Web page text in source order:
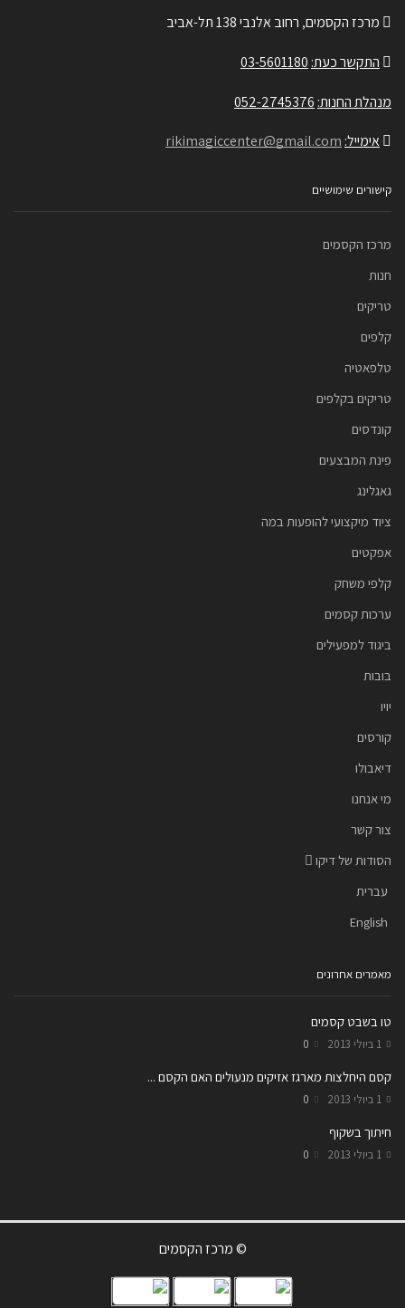
מרכז הקסמים, רחוב אלנבי 138 תל-אביב
התקשר כעת: 03-5601180
מנהלת החנות: 052-2745376
אימייל: rikimagiccenter@gmail.com
קישורים שימושיים
מרכז הקסמים
חנות
טריקים
קלפים
טלפאטיה
טריקים בקלפים
קונדסים
פינת המבצעים
גאגלינג
ציוד מיקצועי להופעות במה
אפקטים
קלפי משחק
ערכות קסמים
ביגוד למפעילים
בובות
יויו
קורסים
דיאבולו
מי אנחנו
צור קשר
הסודות של דיקו
עברית
English
מאמרים אחרונים
טו בשבט קסמים
1 ביולי 2013 0
קסם היחלצות מארגז אזיקים מנעולים האם הקסם ...
1 ביולי 2013 0
חיתוך בשקוף
1 ביולי 2013 0
© מרכז הקסמים